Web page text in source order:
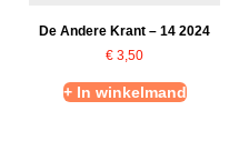
De Andere Krant – 14 2024
€ 3,50
+ In winkelmand